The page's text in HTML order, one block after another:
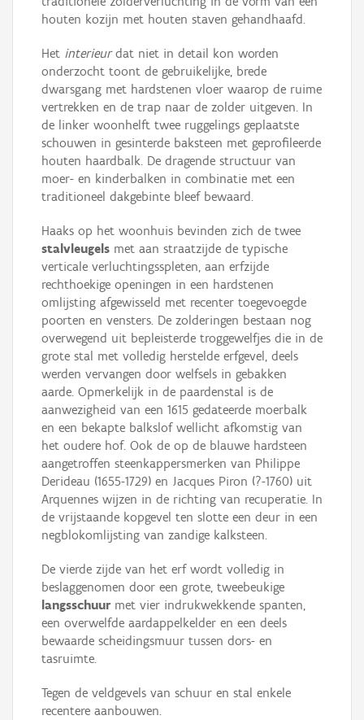
houten kozijn met houten staven gehandhaafd.
Het interieurdat niet in detail kon worden
onderzocht toont de gebruikelijke, brede
dwarsgang met hardstenen vloer waarop de ruime
vertrekken en de trap naar de zolder uitgeven. In
de linker woonhelft twee ruggelings geplaatste
schouwen in gesinterde baksteen met geprofileerde
houten haardbalk. De dragende structuur van
moer- en kinderbalken in combinatie met een
traditioneel dakgebinte bleef bewaard.
Haaks op het woonhuis bevinden zich de twee
stalvleugels met aan straatzijde de typische
verticale verluchtingsspleten, aan erfzijde
rechthoekige openingen in een hardstenen
omlijsting afgewisseld met recenter toegevoegde
poorten en vensters. De zolderingen bestaan nog
overwegend uit bepleisterde troggewelfjes die in de
grote stal met volledig herstelde erfgevel, deels
werden vervangen door welfsels in gebakken
aarde. Opmerkelijk in de paardenstal is de
aanwezigheid van een 1615 gedateerde moerbalk
en een bekapte balkslof wellicht afkomstig van
het oudere hof. Ook de op de blauwe hardsteen
aangetroffen steenkappersmerken van Philippe
Derideau (1655-1729) en Jacques Piron (?-1760) uit
Arquennes wijzen in de richting van recuperatie. In
de vrijstaande kopgevel ten slotte een deur in een
negblokomlijsting van zandige kalksteen.
De vierde zijde van het erf wordt volledig in
beslaggenomen door een grote, tweebeukige
langsschuur met vier indrukwekkende spanten,
een overwelfde aardappelkelder en een deels
bewaarde scheidingsmuur tussen dors- en
tasruimte.
Tegen de veldgevels van schuur en stal enkele
recentere aanbouwen.